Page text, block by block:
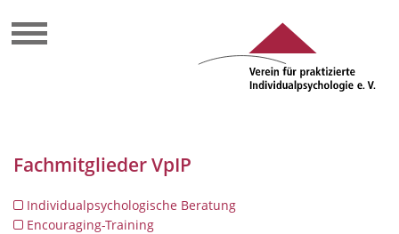
Fachmitglieder VpIP
Individualpsychologische Beratung
Encouraging-Training